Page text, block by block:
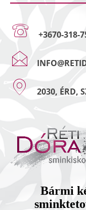
+3670-318-
2030, ÉRD,
Bármi